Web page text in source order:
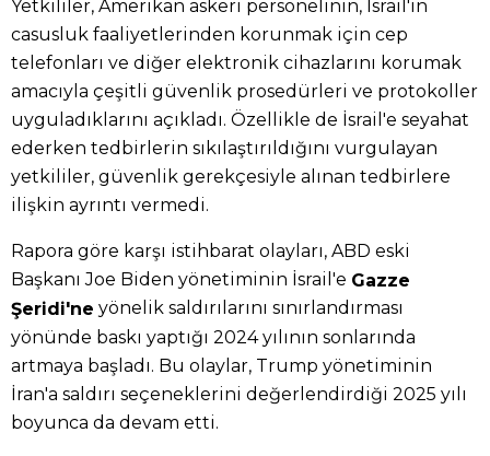
Yetkililer, Amerikan askeri personelinin, İsrail'in
casusluk faaliyetlerinden korunmak için cep
telefonları ve diğer elektronik cihazlarını korumak
amacıyla çeşitli güvenlik prosedürleri ve protokoller
uyguladıklarını açıkladı. Özellikle de İsrail'e seyahat
ederken tedbirlerin sıkılaştırıldığını vurgulayan
yetkililer, güvenlik gerekçesiyle alınan tedbirlere
ilişkin ayrıntı vermedi.
Rapora göre karşı istihbarat olayları, ABD eski
Başkanı Joe Biden yönetiminin İsrail'e Gazze
Şeridi'ne yönelik saldırılarını sınırlandırması
yönünde baskı yaptığı 2024 yılının sonlarında
artmaya başladı. Bu olaylar, Trump yönetiminin
İran'a saldırı seçeneklerini değerlendirdiği 2025 yılı
boyunca da devam etti.